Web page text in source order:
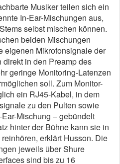
Musiker teilen sich ein
In-Ear-Mischungen aus,
selbst mischen können.
beiden Mischungen
eigenen Mikrofonsignale der
in den Preamp des
geringe Monitoring-Latenzen
soll. Zum Monitor-
ein RJ45-Kabel, in dem
zu den Pulten sowie
Mischung – gebündelt
hinter der Bühne kann sie in
erklärt Husson. Die
jeweils über Shure
sind bis zu 16